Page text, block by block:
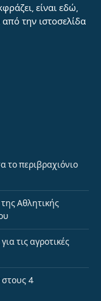
είναι εδώ,
την ιστοσελίδα
περιβραχιόνιο
Αθλητικής
τις αγροτικές
στους 4